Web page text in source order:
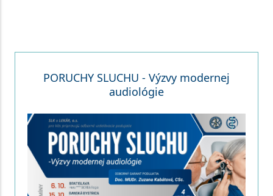
PORUCHY SLUCHU - Výzvy modernej
audiológie